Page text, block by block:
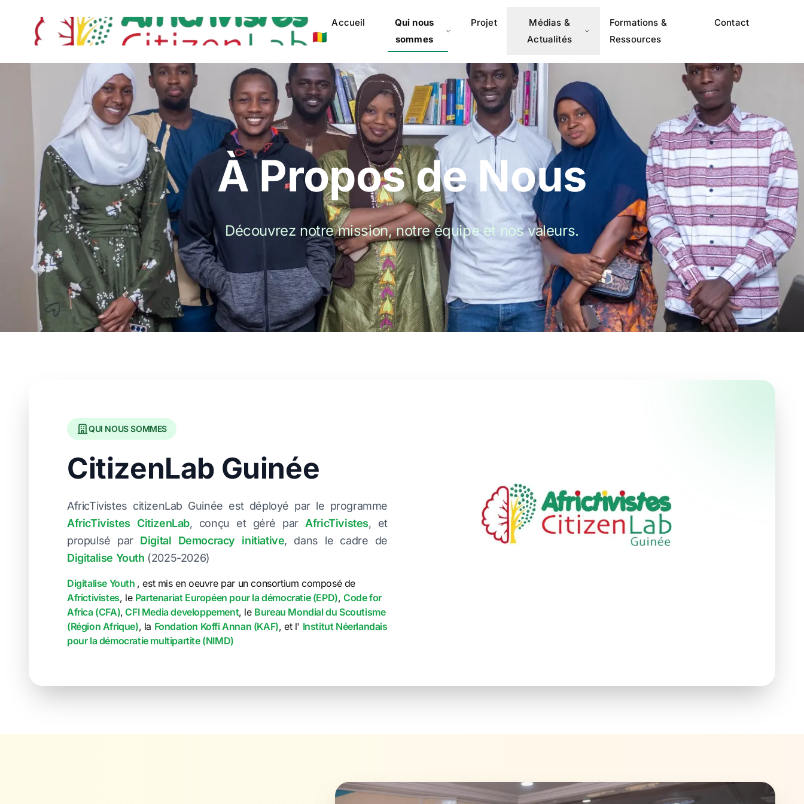
🇬🇳
Accueil
Qui nous
sommes
Projet
Médias &
Actualités
Formations &
Ressources
Contact
À Propos de Nous
Découvrez notre mission, notre équipe et nos valeurs.
QUI NOUS SOMMES
CitizenLab Guinée
AfricTivistes citizenLab Guinée est déployé par le programme
AfricTivistes CitizenLab, conçu et géré par AfricTivistes, et
propulsé par Digital Democracy initiative, dans le cadre de
Digitalise Youth (2025-2026)
Digitalise Youth , est mis en oeuvre par un consortium composé de
Africtivistes, le Partenariat Européen pour la démocratie (EPD),Code for
Africa (CFA), CFI Media developpement, le Bureau Mondial du Scoutisme
(Région Afrique), la Fondation Koffi Annan (KAF), et l' Institut Néerlandais
pour la démocratie multipartite (NIMD)